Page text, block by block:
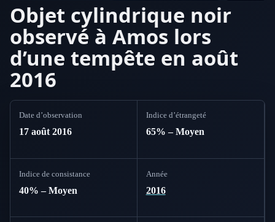
Objet cylindrique noir
observé à Amos lors
d’une tempête en août
2016
Date d’observation
17 août 2016
Indice d’étrangeté
65% – Moyen
Indice de consistance
40% – Moyen
Année
2016